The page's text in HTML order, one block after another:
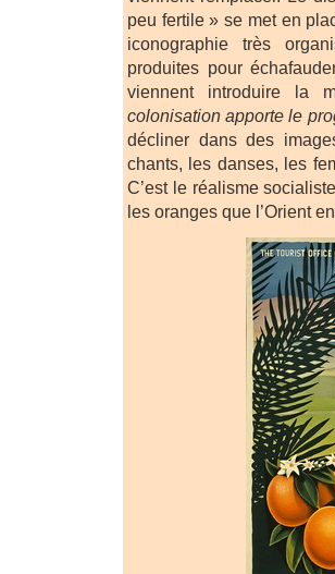
peu fertile » se met en
iconographie très
produites pour
viennent introduire la
colonisation apporte le
décliner dans des
chants, les danses, les
C’est le réalisme
les oranges que l’Orient